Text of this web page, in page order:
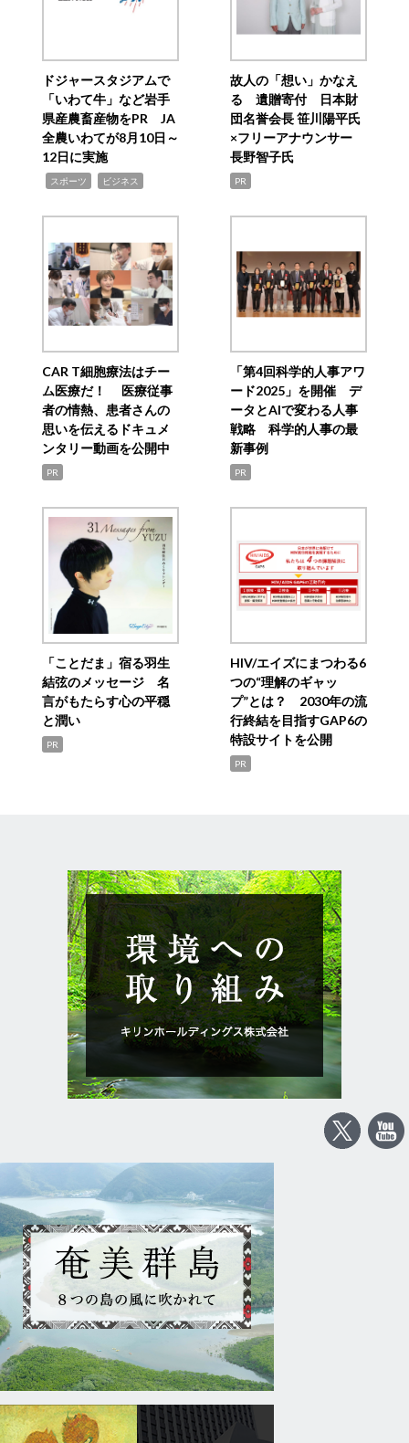
ドジャースタジアムで
「いわて牛」など岩手
県産農畜産物をPR JA
全農いわてが8月10日～
12日に実施
スポーツ ビジネス
故人の「想い」かなえ
る 遺贈寄付 日本財
団名誉会長 笹川陽平氏
×フリーアナウンサー
長野智子氏
PR
CAR T細胞療法はチー
ム医療だ！ 医療従事
者の情熱、患者さんの
思いを伝えるドキュメ
ンタリー動画を公開中
PR
「第4回科学的人事アワ
ード2025」を開催 デ
ータとAIで変わる人事
戦略 科学的人事の最
新事例
PR
「ことだま」宿る羽生
結弦のメッセージ 名
言がもたらす心の平穏
と潤い
PR
HIV/エイズにまつわる6
つの“理解のギャッ
プ”とは？ 2030年の流
行終結を目指すGAP6の
特設サイトを公開
PR